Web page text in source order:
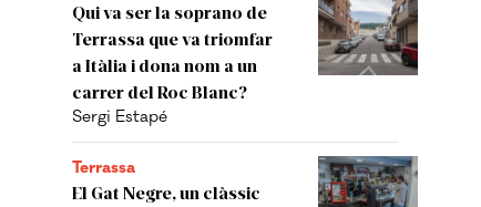
Qui va ser la soprano de
Terrassa que va triomfar
a Itàlia i dona nom a un
carrer del Roc Blanc?
Sergi Estapé
Terrassa
El Gat Negre, un clàssic